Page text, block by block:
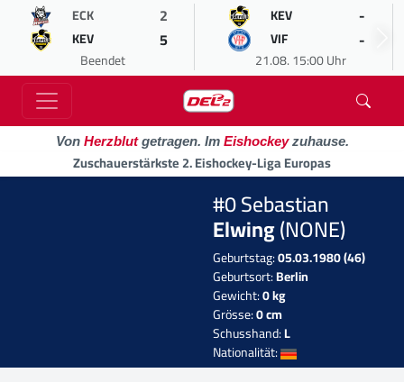
ECK 2
KEV 5
Beendet
KEV -
VIF -
21.08. 15:00 Uhr
Von Herzblutgetragen. Im Eishockeyzuhause.
Zuschauerstärkste 2. Eishockey-Liga Europas
#0 Sebastian
Elwing(NONE)
Geburtstag:05.03.1980 (46)
Geburtsort:Berlin
Gewicht:0 kg
Grösse:0 cm
Schusshand:L
Nationalität: